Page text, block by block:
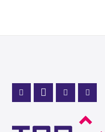
Profil Mastodon
LinkedIn